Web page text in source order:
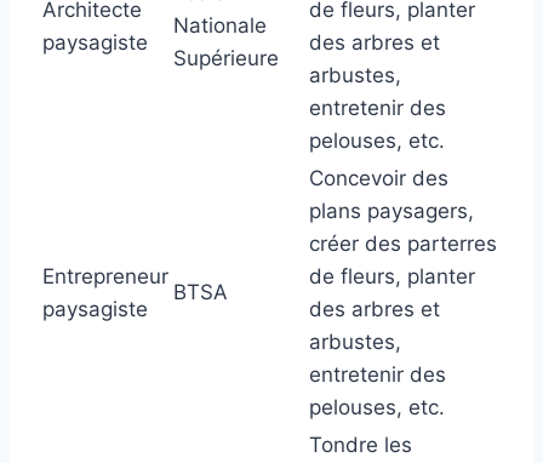
Architecte
paysagiste
Nationale
Supérieure
de fleurs, planter
des arbres et
arbustes,
entretenir des
pelouses, etc.
Entrepreneur
paysagiste
BTSA
Concevoir des
plans paysagers,
créer des parterres
de fleurs, planter
des arbres et
arbustes,
entretenir des
pelouses, etc.
Tondre les